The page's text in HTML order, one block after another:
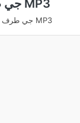
M4A جي طرف MP3
تبديل ڪريو M4A جي طرف MP3